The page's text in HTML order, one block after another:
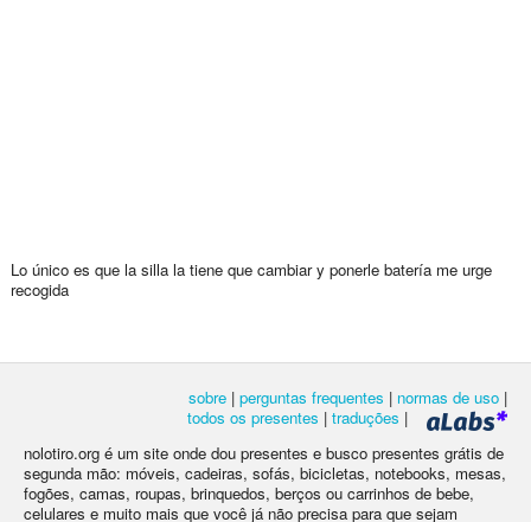
Lo único es que la silla la tiene que cambiar y ponerle batería me urge
recogida
sobre | perguntas frequentes | normas de uso |
todos os presentes | traduções |
nolotiro.org é um site onde dou presentes e busco presentes grátis de
segunda mão: móveis, cadeiras, sofás, bicicletas, notebooks, mesas,
fogões, camas, roupas, brinquedos, berços ou carrinhos de bebe,
celulares e muito mais que você já não precisa para que sejam